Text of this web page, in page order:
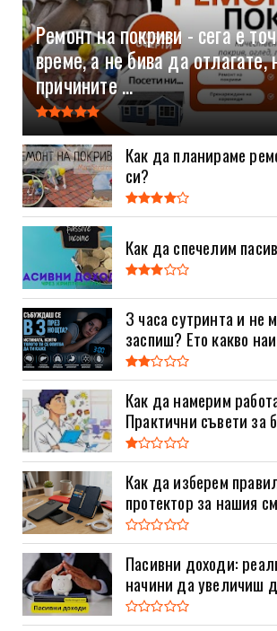
Ремонт на покриви - сега е
време, а не бива да отлагате,
причините ...
Как да планираме
си?
Как да спечелим
3 часа сутринта и не
заспиш? Ето какво
Как да намерим
Практични съвети за
Как да изберем
протектор за нашия
Пасивни доходи:
начини да увеличиш